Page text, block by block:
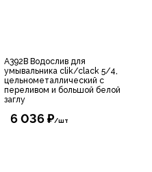
A392B Водослив для
умывальника clik/clack 5/4,
цельнометаллический с
переливом и большой белой
заглу
6 036 ₽/шт